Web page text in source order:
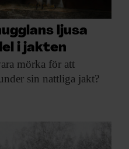
ljusa
i jakten
mörka för att
sin nattliga jakt?